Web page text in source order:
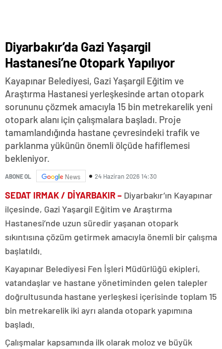
Diyarbakır’da Gazi Yaşargil
Hastanesi’ne Otopark Yapılıyor
Kayapınar Belediyesi, Gazi Yaşargil Eğitim ve
Araştırma Hastanesi yerleşkesinde artan otopark
sorununu çözmek amacıyla 15 bin metrekarelik yeni
otopark alanı için çalışmalara başladı. Proje
tamamlandığında hastane çevresindeki trafik ve
parklanma yükünün önemli ölçüde hafiflemesi
bekleniyor.
ABONE OL News 24 Haziran 2026 14:30
SEDAT IRMAK / DİYARBAKIR – Diyarbakır’ın Kayapınar
ilçesinde, Gazi Yaşargil Eğitim ve Araştırma
Hastanesi’nde uzun süredir yaşanan otopark
sıkıntısına çözüm getirmek amacıyla önemli bir çalışma
başlatıldı.
Kayapınar Belediyesi Fen İşleri Müdürlüğü ekipleri,
vatandaşlar ve hastane yönetiminden gelen talepler
doğrultusunda hastane yerleşkesi içerisinde toplam 15
bin metrekarelik iki ayrı alanda otopark yapımına
başladı.
Çalışmalar kapsamında ilk olarak moloz ve büyük